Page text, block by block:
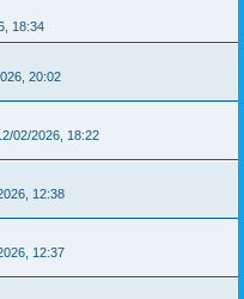
18:34
20:02
02/2026, 18:22
12:38
12:37